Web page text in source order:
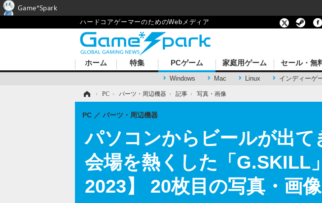
ハードコアゲーマーのためのWebメディア
ホーム 特集 PCゲーム
Windows Mac Linux インディーゲ
家庭用ゲーム セール・無
› PC › パーツ・周辺機器 › 記事 › 写真・画像
パソコンからビールが出
会場を熱くした「G.SKILL
2023】 20枚目の写真・画像
PC パーツ・周辺機器
Game*Spark